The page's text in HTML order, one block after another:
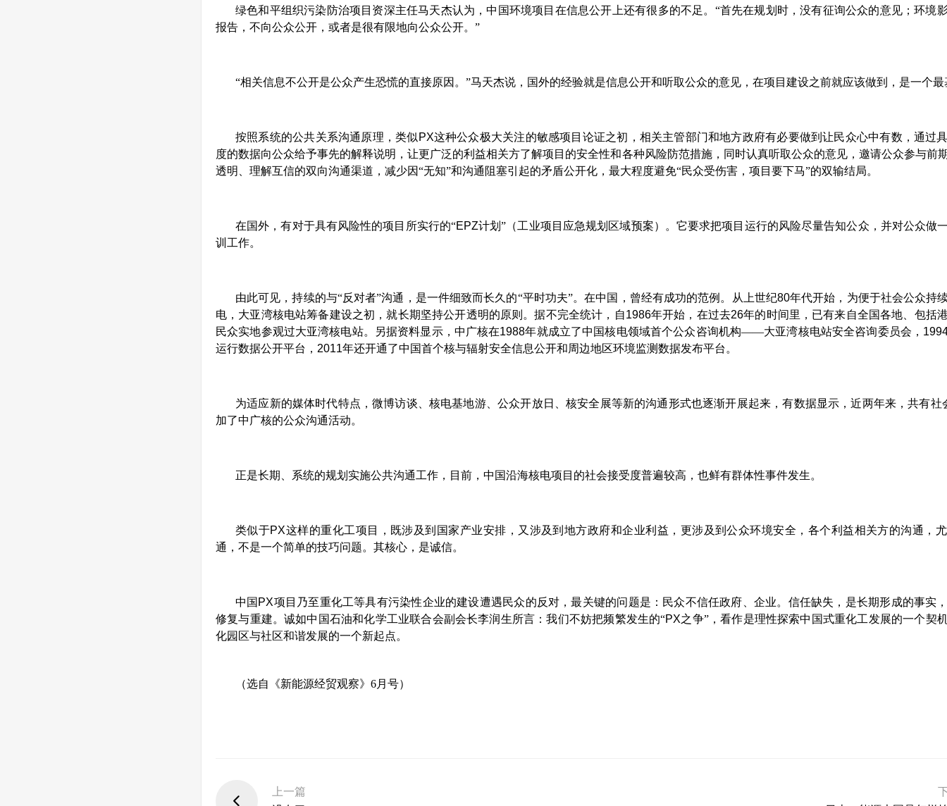
绿色和平组织污染防治项目资深主任马天杰认为，中国环境项目在信息公开上还有很多的不足。“首先在规划时，没有征询公众的意见；环境
报告，不向公众公开，或者是很有限地向公众公开。”
“相关信息不公开是公众产生恐慌的直接原因。”马天杰说，国外的经验就是信息公开和听取公众的意见，在项目建设之前就应该做到，是一个
按照系统的公共关系沟通原理，类似 PX这种公众极大关注的敏感项目论证之初，相关主管部门和地方政府有必要做到让民众心中有数，通过
度的数据向公众给予事先的解释说明，让更广泛的利益相关方了解项目的安全性和各种风险防范措施，同时认真听取公众的意见，邀请公众参与前
透明、理解互信的双向沟通渠道，减少因“无知”和沟通阻塞引起的矛盾公开化，最大程度避免“民众受伤害，项目要下马”的双输结局。
在国外，有对于具有风险性的项目所实行的“EPZ计划”（工业项目应急规划区域预案）。它要求把项目运行的风险尽量告知公众，并对公众做
训工作。
由此可见，持续的与“反对者”沟通，是一件细致而长久的“平时功夫”。在中国，曾经有成功的范例。从上世纪80年代开始，为便于社会公众持
电，大亚湾核电站筹备建设之初，就长期坚持公开透明的原则。据不完全统计，自1986年开始，在过去26年的时间里，已有来自全国各地、包括
民众实地参观过大亚湾核电站。另据资料显示，中广核在1988年就成立了中国核电领域首个公众咨询机构——大亚湾核电站安全咨询委员会，
运行数据公开平台， 2011年还开通了中国首个核与辐射安全信息公开和周边地区环境监测数据发布平台。
为适应新的媒体时代特点，微博访谈、核电基地游、公众开放日、核安全展等新的沟通形式也逐渐开展起来，有数据显示，近两年来，共有社
加了中广核的公众沟通活动。
正是长期、系统的规划实施公共沟通工作，目前，中国沿海核电项目的社会接受度普遍较高，也鲜有群体性事件发生。
类似于PX这样的重化工项目，既涉及到国家产业安排，又涉及到地方政府和企业利益，更涉及到公众环境安全，各个利益相关方的沟通，
通，不是一个简单的技巧问题。其核心，是诚信。
中国 PX项目乃至重化工等具有污染性企业的建设遭遇民众的反对，最关键的问题是：民众不信任政府、企业。信任缺失，是长期形成的事实
修复与重建。诚如中国石油和化学工业联合会副会长李润生所言：我们不妨把频繁发生的“PX之争”，看作是理性探索中国式重化工发展的一个契
化园区与社区和谐发展的一个新起点。
（选自《新能源经贸观察》6月号）
上一篇